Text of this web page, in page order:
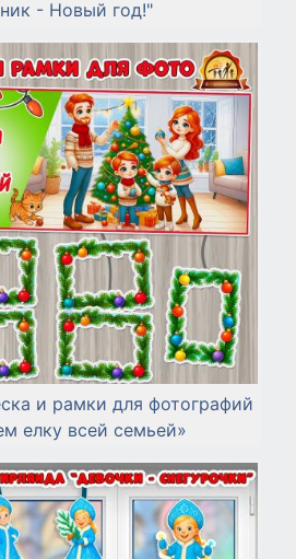
- Новый год!"
и рамки для фотографий
елку всей семьей»